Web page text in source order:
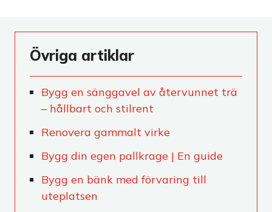
Övriga artiklar
Bygg en sänggavel av återvunnet trä
– hållbart och stilrent
Renovera gammalt virke
Bygg din egen pallkrage | En guide
Bygg en bänk med förvaring till
uteplatsen